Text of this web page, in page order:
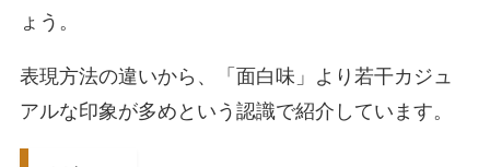
ょう。
表現方法の違いから、「面白味」より若干カジュ
アルな印象が多めという認識で紹介しています。